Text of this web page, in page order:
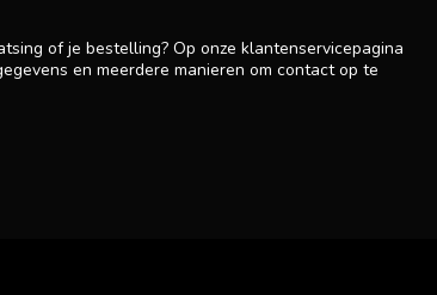
of je bestelling? Op onze klantenservicepagina
en meerdere manieren om contact op te